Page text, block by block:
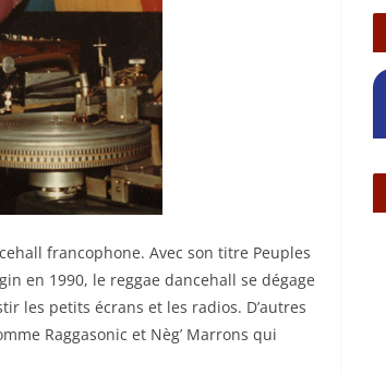
francophone. Avec son titre Peuples
en 1990, le reggae dancehall se dégage
les petits écrans et les radios. D’autres
Raggasonic et Nèg’ Marrons qui